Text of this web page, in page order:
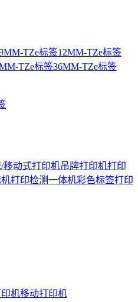
TZe标签12MM-TZe标签
TZe标签36MM-TZe标签
移动式打印机吊牌打印机打印
打印检测一体机彩色标签打印
机移动打印机